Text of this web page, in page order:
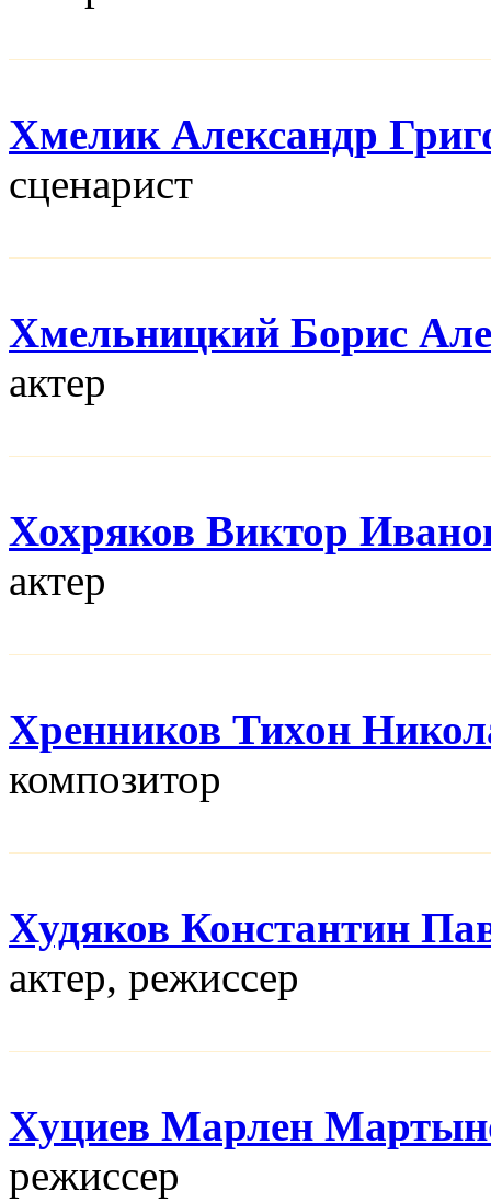
Хмелик Александр
сценарист
Хмельницкий Борис
актер
Хохряков Виктор
актер
Хренников Тихон
композитор
Худяков Константин
актер, режисcер
Хуциев Марлен
режисcер